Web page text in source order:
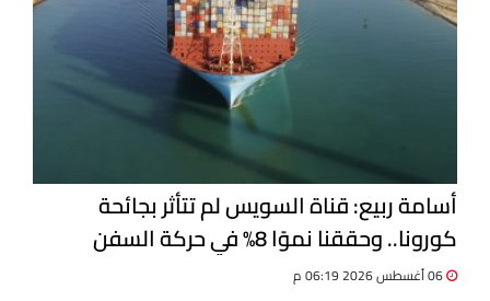
أسامة ربيع: قناة السويس لم تتأثر بجائحة
كورونا.. وحققنا نموًا 8% في حركة السفن